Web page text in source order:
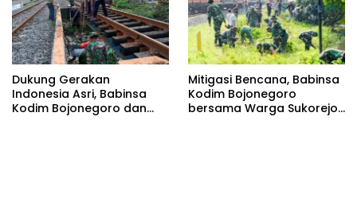
Dukung Gerakan
Indonesia Asri, Babinsa
Kodim Bojonegoro dan
Mitigasi Bencana, Babinsa
Kodim Bojonegoro
bersama Warga Sukorejo